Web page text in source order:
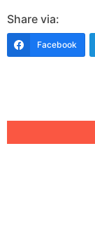
Share via:
Facebook